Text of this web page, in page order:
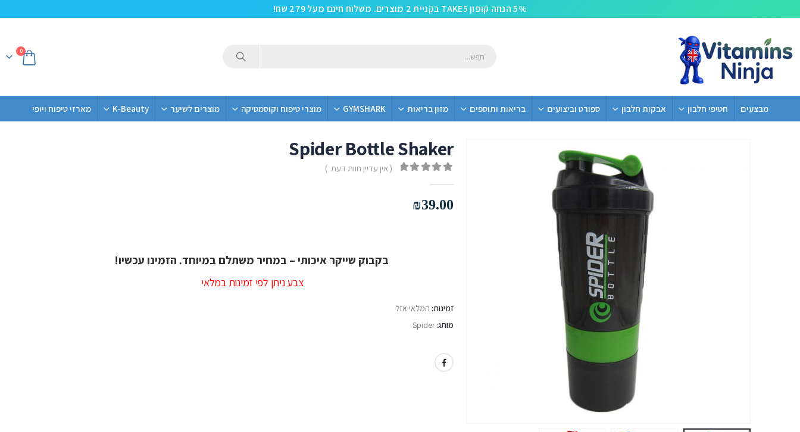
5% הנחה קופון TAKE5 בקניית 2 מוצרים. משלוח חינם מעל 279 שח!
0
מבצעים חטיפי חלבון אבקות חלבון ספורט וביצועים בריאות ותוספים מזון בריאות GYMSHARK מוצרי טיפוח וקוסמטיקה מוצרים לשיער K-Beauty מארזי טיפוח ויופי
Spider Bottle Shaker
( אין עדיין חוות דעת. )
₪39.00
בקבוק שייקר איכותי – במחיר משתלם במיוחד. הזמינו עכשיו!
צבע ניתן לפי זמינות במלאי
זמינות: המלאי אזל
מותג:Spider